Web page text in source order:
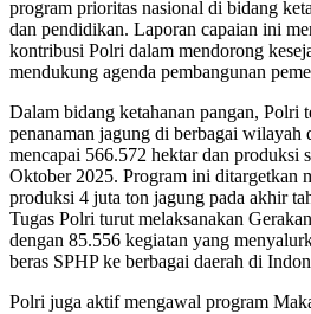
program prioritas nasional di bidang
dan pendidikan. Laporan capaian ini
kontribusi Polri dalam mendorong
mendukung agenda pembangunan
Dalam bidang ketahanan pangan, Polri
penanaman jagung di berbagai wilayah
mencapai 566.572 hektar dan produksi
Oktober 2025. Program ini ditargetkan
produksi 4 juta ton jagung pada akhir
Tugas Polri turut melaksanakan
dengan 85.556 kegiatan yang
beras SPHP ke berbagai daerah di
Polri juga aktif mengawal program